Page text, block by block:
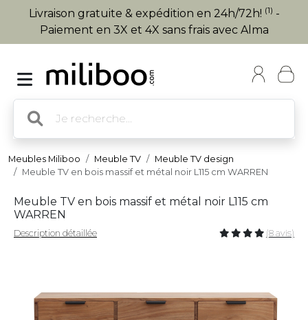
Livraison gratuite & expédition en 24h/72h! (1) -
Paiement en 3X et 4X sans frais avec Alma
Meubles Miliboo Meuble TV
Meuble TV design
Meuble TV en bois massif et métal noir L115 cm WARREN
Meuble TV en bois massif et métal noir L115 cm
WARREN
Description détaillée (8 avis)